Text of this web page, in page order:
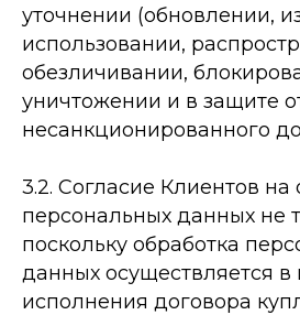
уточнении (обновлении,
использовании,
обезличивании,
уничтожении и в защите
несанкционированного
3.2. Согласие Клиентов на
персональных данных не
поскольку обработка
данных осуществляется в
исполнения договора